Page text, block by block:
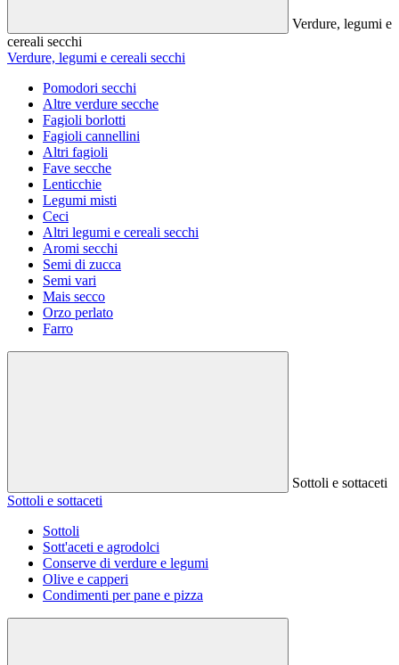
Verdure, legumi e
cereali secchi
Verdure, legumi e cereali secchi
Pomodori secchi
Altre verdure secche
Fagioli borlotti
Fagioli cannellini
Altri fagioli
Fave secche
Lenticchie
Legumi misti
Ceci
Altri legumi e cereali secchi
Aromi secchi
Semi di zucca
Semi vari
Mais secco
Orzo perlato
Farro
Sottoli e sottaceti
Sottoli e sottaceti
Sottoli
Sott'aceti e agrodolci
Conserve di verdure e legumi
Olive e capperi
Condimenti per pane e pizza